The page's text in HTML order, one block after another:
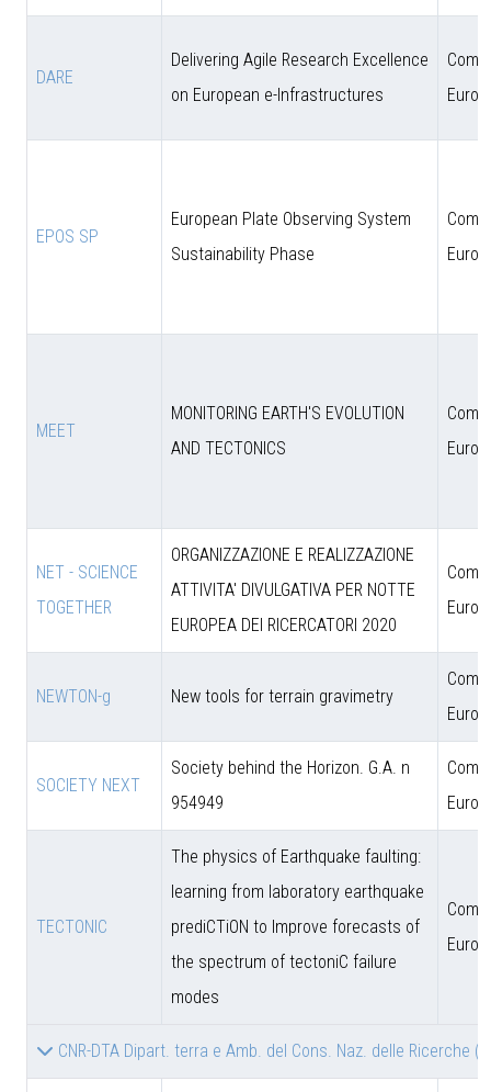
DARE
Delivering Agile Research Excellence
on European e-Infrastructures
EPOS SP
European Plate Observing System
Sustainability Phase
MEET
MONITORING EARTH'S EVOLUTION
AND TECTONICS
NET - SCIENCE
TOGETHER
ORGANIZZAZIONE E REALIZZAZIONE
ATTIVITA' DIVULGATIVA PER NOTTE
EUROPEA DEI RICERCATORI 2020
NEWTON-g New tools for terrain gravimetry
SOCIETY NEXT
Society behind the Horizon. G.A. n
954949
TECTONIC
The physics of Earthquake faulting:
learning from laboratory earthquake
prediCTiON to Improve forecasts of
the spectrum of tectoniC failure
modes
CNR-DTA Dipart. terra e Amb. del Cons. Naz. delle Ricerche (